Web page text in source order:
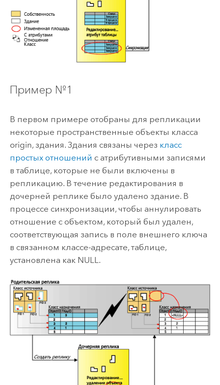
Пример №1
В первом примере отобраны для репликации
некоторые пространственные объекты класса
origin, здания. Здания связаны через класс
простых отношений с атрибутивными записями
в таблице, которые не были включены в
репликацию. В течение редактирования в
дочерней реплике было удалено здание. В
процессе синхронизации, чтобы аннулировать
отношение с объектом, который был удален,
соответствующая запись в поле внешнего ключа
в связанном классе-адресате, таблице,
установлена как NULL.